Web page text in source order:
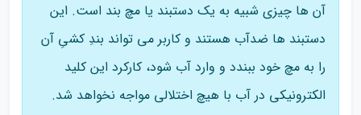
آن ها چیزی شبیه به یک دستبند یا مچ بند است. این
دستبند ها ضدآب هستند و کاربر می تواند بندِ کشیِ آن
را به مچ خود ببندد و وارد آب شود، کارکرد این کلید
الکترونیکی در آب با هیچ اختلالی مواجه نخواهد شد.